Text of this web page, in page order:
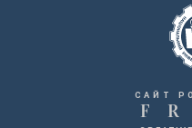
САЙТ
F R